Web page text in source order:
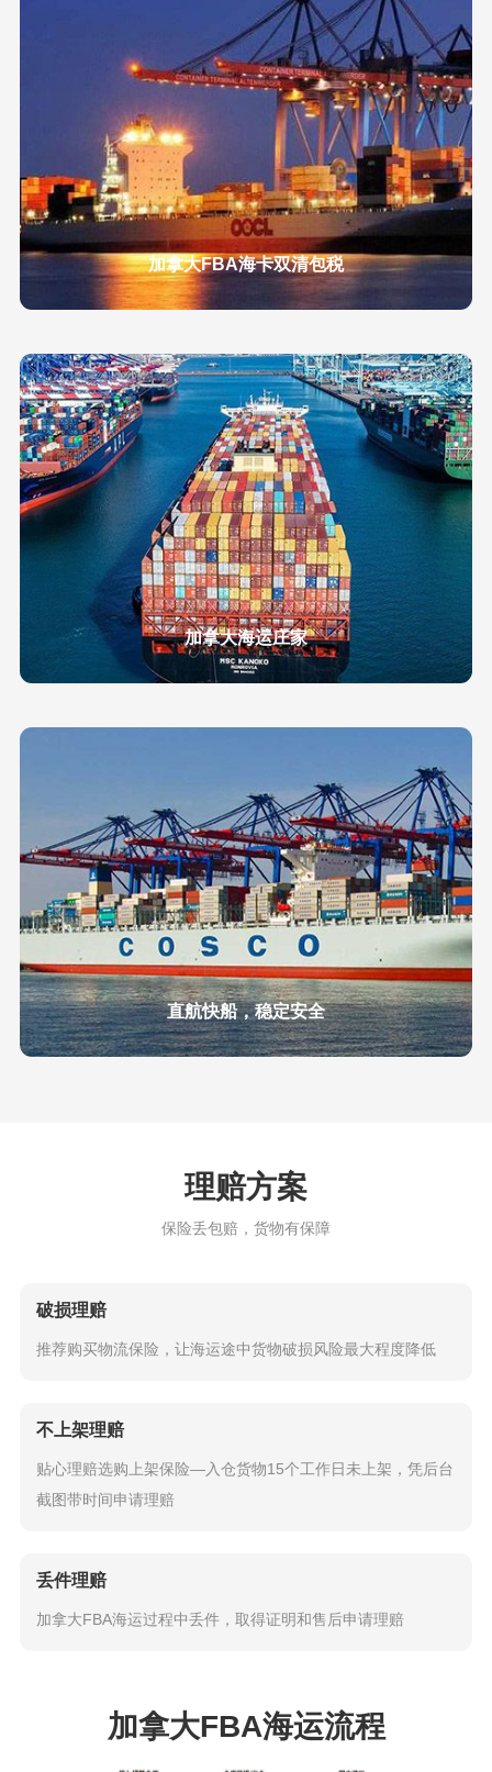
加拿大FBA海卡双清包税
加拿大海运庄家
直航快船，稳定安全
理赔方案
保险丢包赔，货物有保障
破损理赔
推荐购买物流保险，让海运途中货物破损风险最大程度降低
不上架理赔
贴心理赔选购上架保险—入仓货物15个工作日未上架，凭后台
截图带时间申请理赔
丢件理赔
加拿大FBA海运过程中丢件，取得证明和售后申请理赔
加拿大FBA海运流程